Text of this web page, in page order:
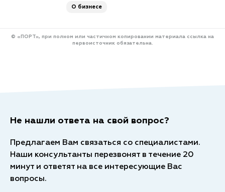
О бизнесе
© «ПОРТ», при полном или частичном копировании материала ссылка на
первоисточник обязательна.
Не нашли ответа на свой вопрос?
Предлагаем Вам связаться со специалистами.
Наши консультанты перезвонят в течение 20
минут и ответят на все интересующие Вас
вопросы.